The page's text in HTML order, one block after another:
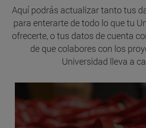
Aquí podrás actualizar tanto tus
para enterarte de todo lo que tu
ofrecerte, o tus datos de cuenta
de que colabores con los
Universidad lleva a